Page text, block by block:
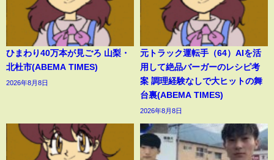
ひまわり40万本が見ごろ 山梨・
北杜市(ABEMA TIMES)
2026年8月8日
元トラック運転手（64）AIを活
用して絶品バーガーのレシピ考
案 調理経験なしで大ヒットの舞
台裏(ABEMA TIMES)
2026年8月8日